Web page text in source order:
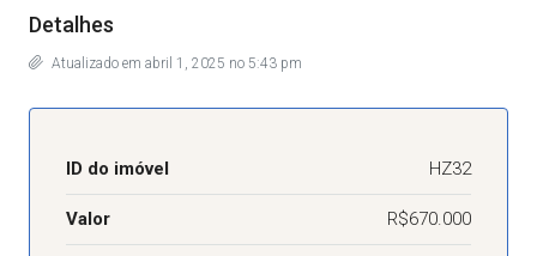
Detalhes
Atualizado em abril 1, 2025 no 5:43 pm
ID do imóvel HZ32
Valor R$670.000